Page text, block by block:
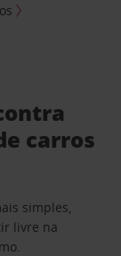
carros
simples,
livre na